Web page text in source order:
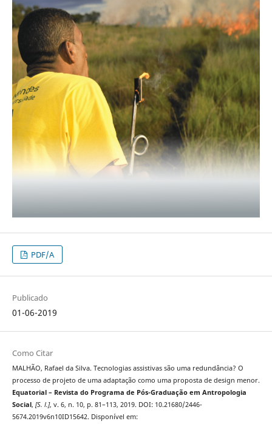
PDF/A
Publicado
01-06-2019
Como Citar
MALHÃO, Rafael da Silva. Tecnologias assistivas são uma redundância? O
processo de projeto de uma adaptação como uma proposta de design menor.
Equatorial – Revista do Programa de Pós-Graduação em Antropologia
Social, [S. l.], v. 6, n. 10, p. 81–113, 2019. DOI: 10.21680/2446-
5674.2019v6n10ID15642. Disponível em: